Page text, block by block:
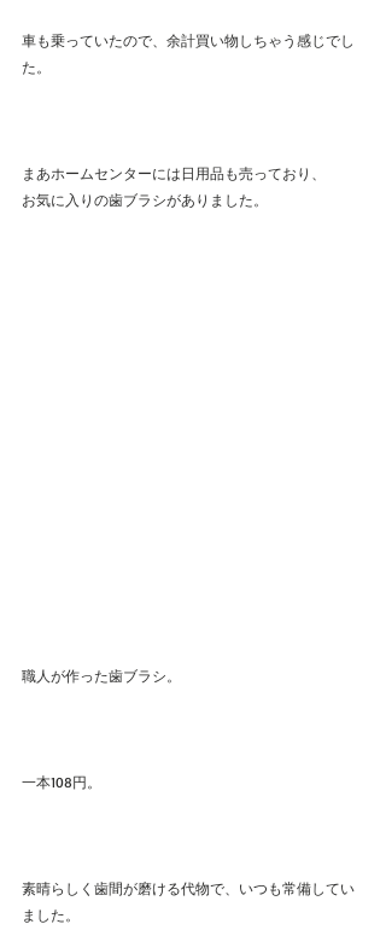
車も乗っていたので、余計買い物しちゃう感じでし
た。
まあホームセンターには日用品も売っており、
お気に入りの歯ブラシがありました。
職人が作った歯ブラシ。
一本108円。
素晴らしく歯間が磨ける代物で、いつも常備してい
ました。